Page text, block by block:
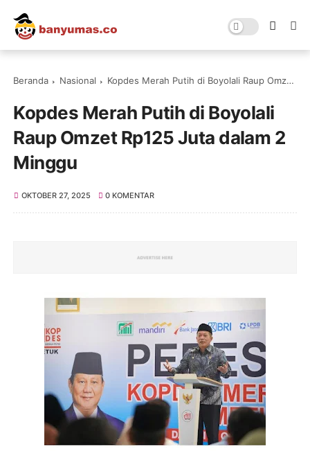
Beranda Nasional Kopdes Merah Putih di Boyolali Raup Omzet Rp125 Juta dalam 2 Minggu
Kopdes Merah Putih di Boyolali
Raup Omzet Rp125 Juta dalam 2
Minggu
OKTOBER 27, 2025 0 KOMENTAR